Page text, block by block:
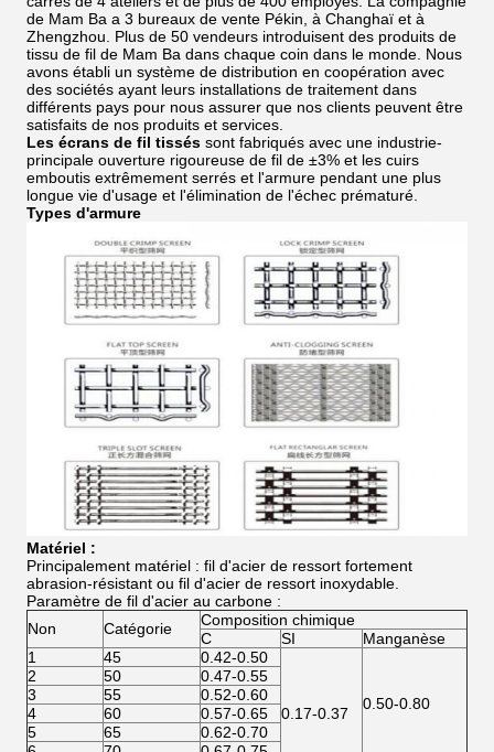
de Mam Ba a 3 bureaux de vente Pékin, à Changhaï et à
Zhengzhou. Plus de 50 vendeurs introduisent des produits de
tissu de fil de Mam Ba dans chaque coin dans le monde. Nous
avons établi un système de distribution en coopération avec
des sociétés ayant leurs installations de traitement dans
différents pays pour nous assurer que nos clients peuvent être
satisfaits de nos produits et services.
Les écrans de fil tissés sont fabriqués avec une industrie-
principale ouverture rigoureuse de fil de ±3% et les cuirs
emboutis extrêmement serrés et l'armure pendant une plus
longue vie d'usage et l'élimination de l'échec prématuré.
Types d'armure
Matériel :
Principalement matériel : fil d'acier de ressort fortement
abrasion-résistant ou fil d'acier de ressort inoxydable.
Paramètre de fil d'acier au carbone :
Non
Catégorie
Composition chimique
C
SI
Manganèse
1
45 0.42-0.50
0.17-0.37
0.50-0.80
2 50
0.47-0.55
3
55
0.52-0.60
4
60
0.57-0.65
5
65
0.62-0.70